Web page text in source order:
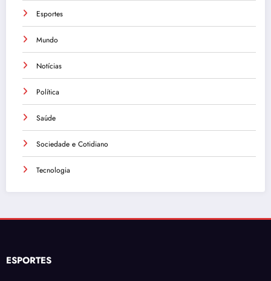
Esportes
Mundo
Notícias
Política
Saúde
Sociedade e Cotidiano
Tecnologia
ESPORTES